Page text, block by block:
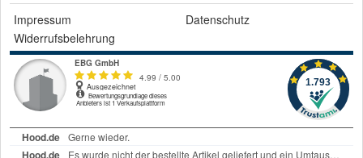
Impressum
Datenschutz
Widerrufsbelehrung